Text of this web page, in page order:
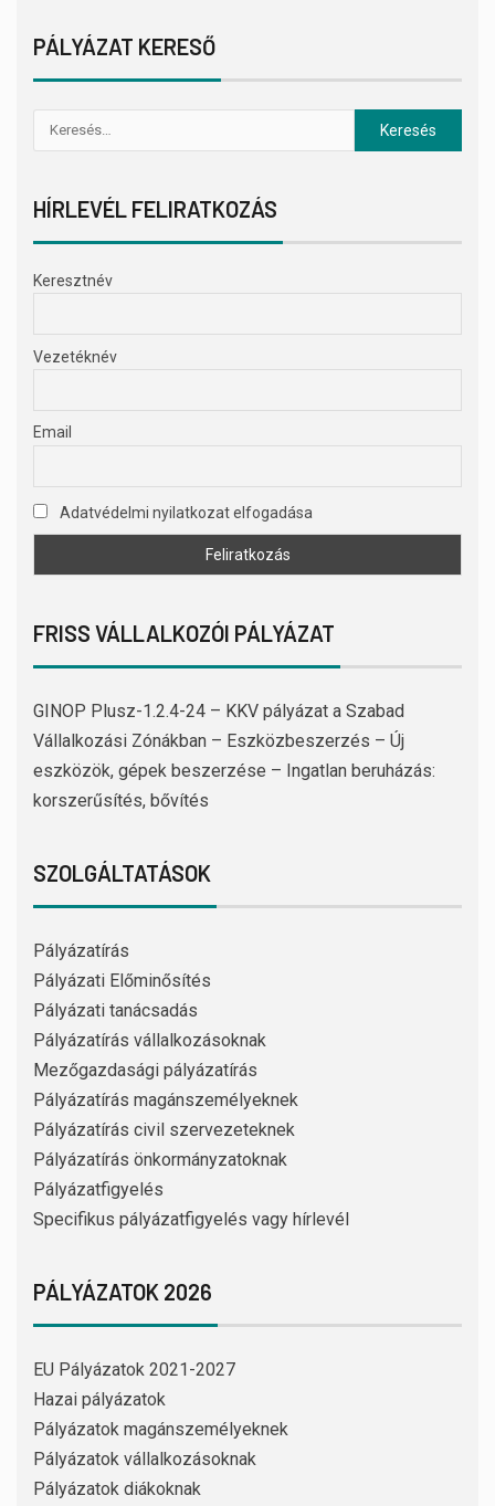
PÁLYÁZAT KERESŐ
HÍRLEVÉL FELIRATKOZÁS
Keresztnév
Vezetéknév
Email
Adatvédelmi nyilatkozat elfogadása
FRISS VÁLLALKOZÓI PÁLYÁZAT
GINOP Plusz-1.2.4-24 – KKV pályázat a Szabad
Vállalkozási Zónákban – Eszközbeszerzés – Új
eszközök, gépek beszerzése – Ingatlan beruházás:
korszerűsítés, bővítés
SZOLGÁLTATÁSOK
Pályázatírás
Pályázati Előminősítés
Pályázati tanácsadás
Pályázatírás vállalkozásoknak
Mezőgazdasági pályázatírás
Pályázatírás magánszemélyeknek
Pályázatírás civil szervezeteknek
Pályázatírás önkormányzatoknak
Pályázatfigyelés
Specifikus pályázatfigyelés vagy hírlevél
PÁLYÁZATOK 2026
EU Pályázatok 2021-2027
Hazai pályázatok
Pályázatok magánszemélyeknek
Pályázatok vállalkozásoknak
Pályázatok diákoknak